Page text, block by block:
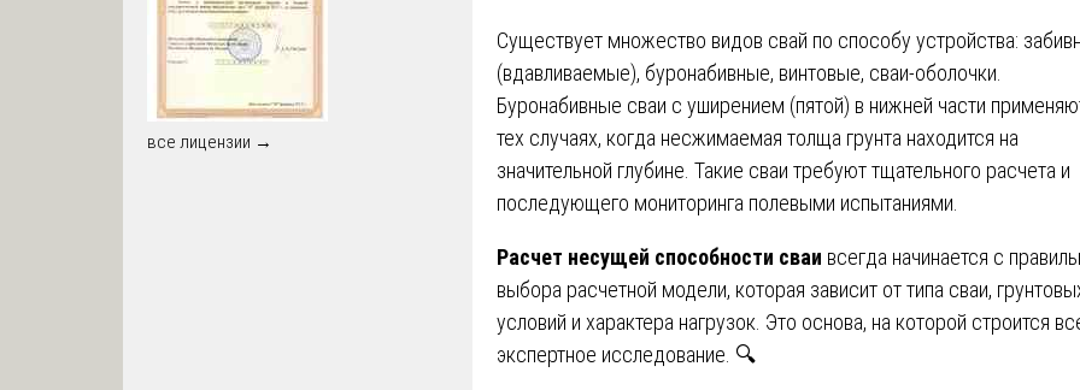
Существует множество видов свай по способу устройства:
(вдавливаемые), буронабивные, винтовые, сваи-оболочки.
Буронабивные сваи с уширением (пятой) в нижней части
тех случаях, когда несжимаемая толща грунта находится на
значительной глубине. Такие сваи требуют тщательного расчета и
последующего мониторинга полевыми испытаниями.
Расчет несущей способности сваи всегда начинается с
выбора расчетной модели, которая зависит от типа сваи,
условий и характера нагрузок. Это основа, на которой строится
экспертное исследование. 🔍
все лицензии →